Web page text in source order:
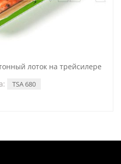
лоток на трейсилере
TSA 680